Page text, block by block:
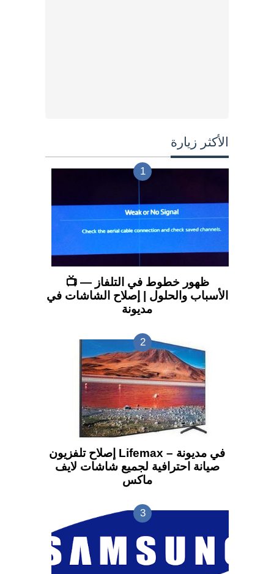
الأكثر زيارة
📺 ظهور خطوط في التلفاز —
الأسباب والحلول | إصلاح الشاشات في
مديونة
إصلاح تلفزيون Lifemax في مديونة –
صيانة احترافية لجميع شاشات لايف
ماكس